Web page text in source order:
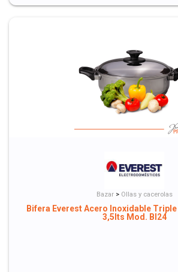
Bazar >Ollas y cacerolas
Bifera Everest Acero Inoxidable
3,5lts Mod. BI24